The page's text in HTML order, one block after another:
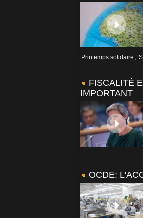
Printemps solidaire ,
FISCALITÉ
IMPORTANT
OCDE: